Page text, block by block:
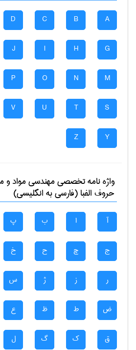
A
B
C
D
G
H
I
J
M
N
O
P
S
T
U
V
Y
Z
واژه نامه تخصصیمهندسی مواد و
حروف الفبا (فارسی به انگلیسی)
آ ا ب پ
ج چ ح خ
ر ز ژ س
ض ط ظ ع
ق ک گ ل